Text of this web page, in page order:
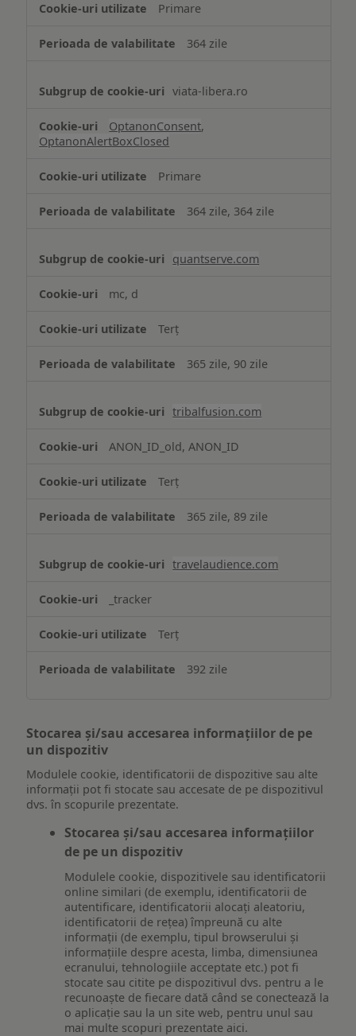
necesare
Primare
364 zile
viata-libera.ro
OptanonConsent,
OptanonAlertBoxClosed
Primare
364 zile, 364 zile
quantserve.com
mc, d
Terț
365 zile, 90 zile
tribalfusion.com
ANON_ID_old, ANON_ID
Terț
365 zile, 89 zile
travelaudience.com
_tracker
Terț
392 zile
Stocarea și/sau accesarea informațiilor de pe
un dispozitiv
Modulele cookie, identificatorii de dispozitive sau alte
informații pot fi stocate sau accesate de pe dispozitivul
dvs. în scopurile prezentate.
Stocarea și/sau accesarea informațiilor
de pe un dispozitiv
Modulele cookie, dispozitivele sau identificatorii
online similari (de exemplu, identificatorii de
autentificare, identificatorii alocați aleatoriu,
identificatorii de rețea) împreună cu alte
informații (de exemplu, tipul browserului și
informațiile despre acesta, limba, dimensiunea
ecranului, tehnologiile acceptate etc.) pot fi
stocate sau citite pe dispozitivul dvs. pentru a le
recunoaște de fiecare dată când se conectează la
o aplicație sau la un site web, pentru unul sau
mai multe scopuri prezentate aici.